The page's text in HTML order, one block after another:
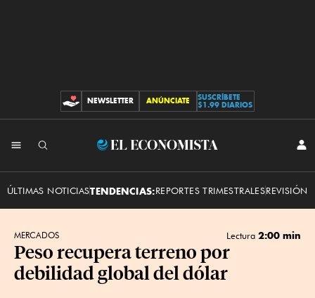
CONTRIBUCIONES
NEWSLETTER ANÚNCIATE
SUSCRÍBETE
$1.99 DIARIOS
El
ÚLTIMAS NOTICIASTENDENCIAS:REPORTES TRIMESTRALESREVISIÓN
MERCADOS Lectura 2:00 min
Peso recupera terreno por
debilidad global del dólar